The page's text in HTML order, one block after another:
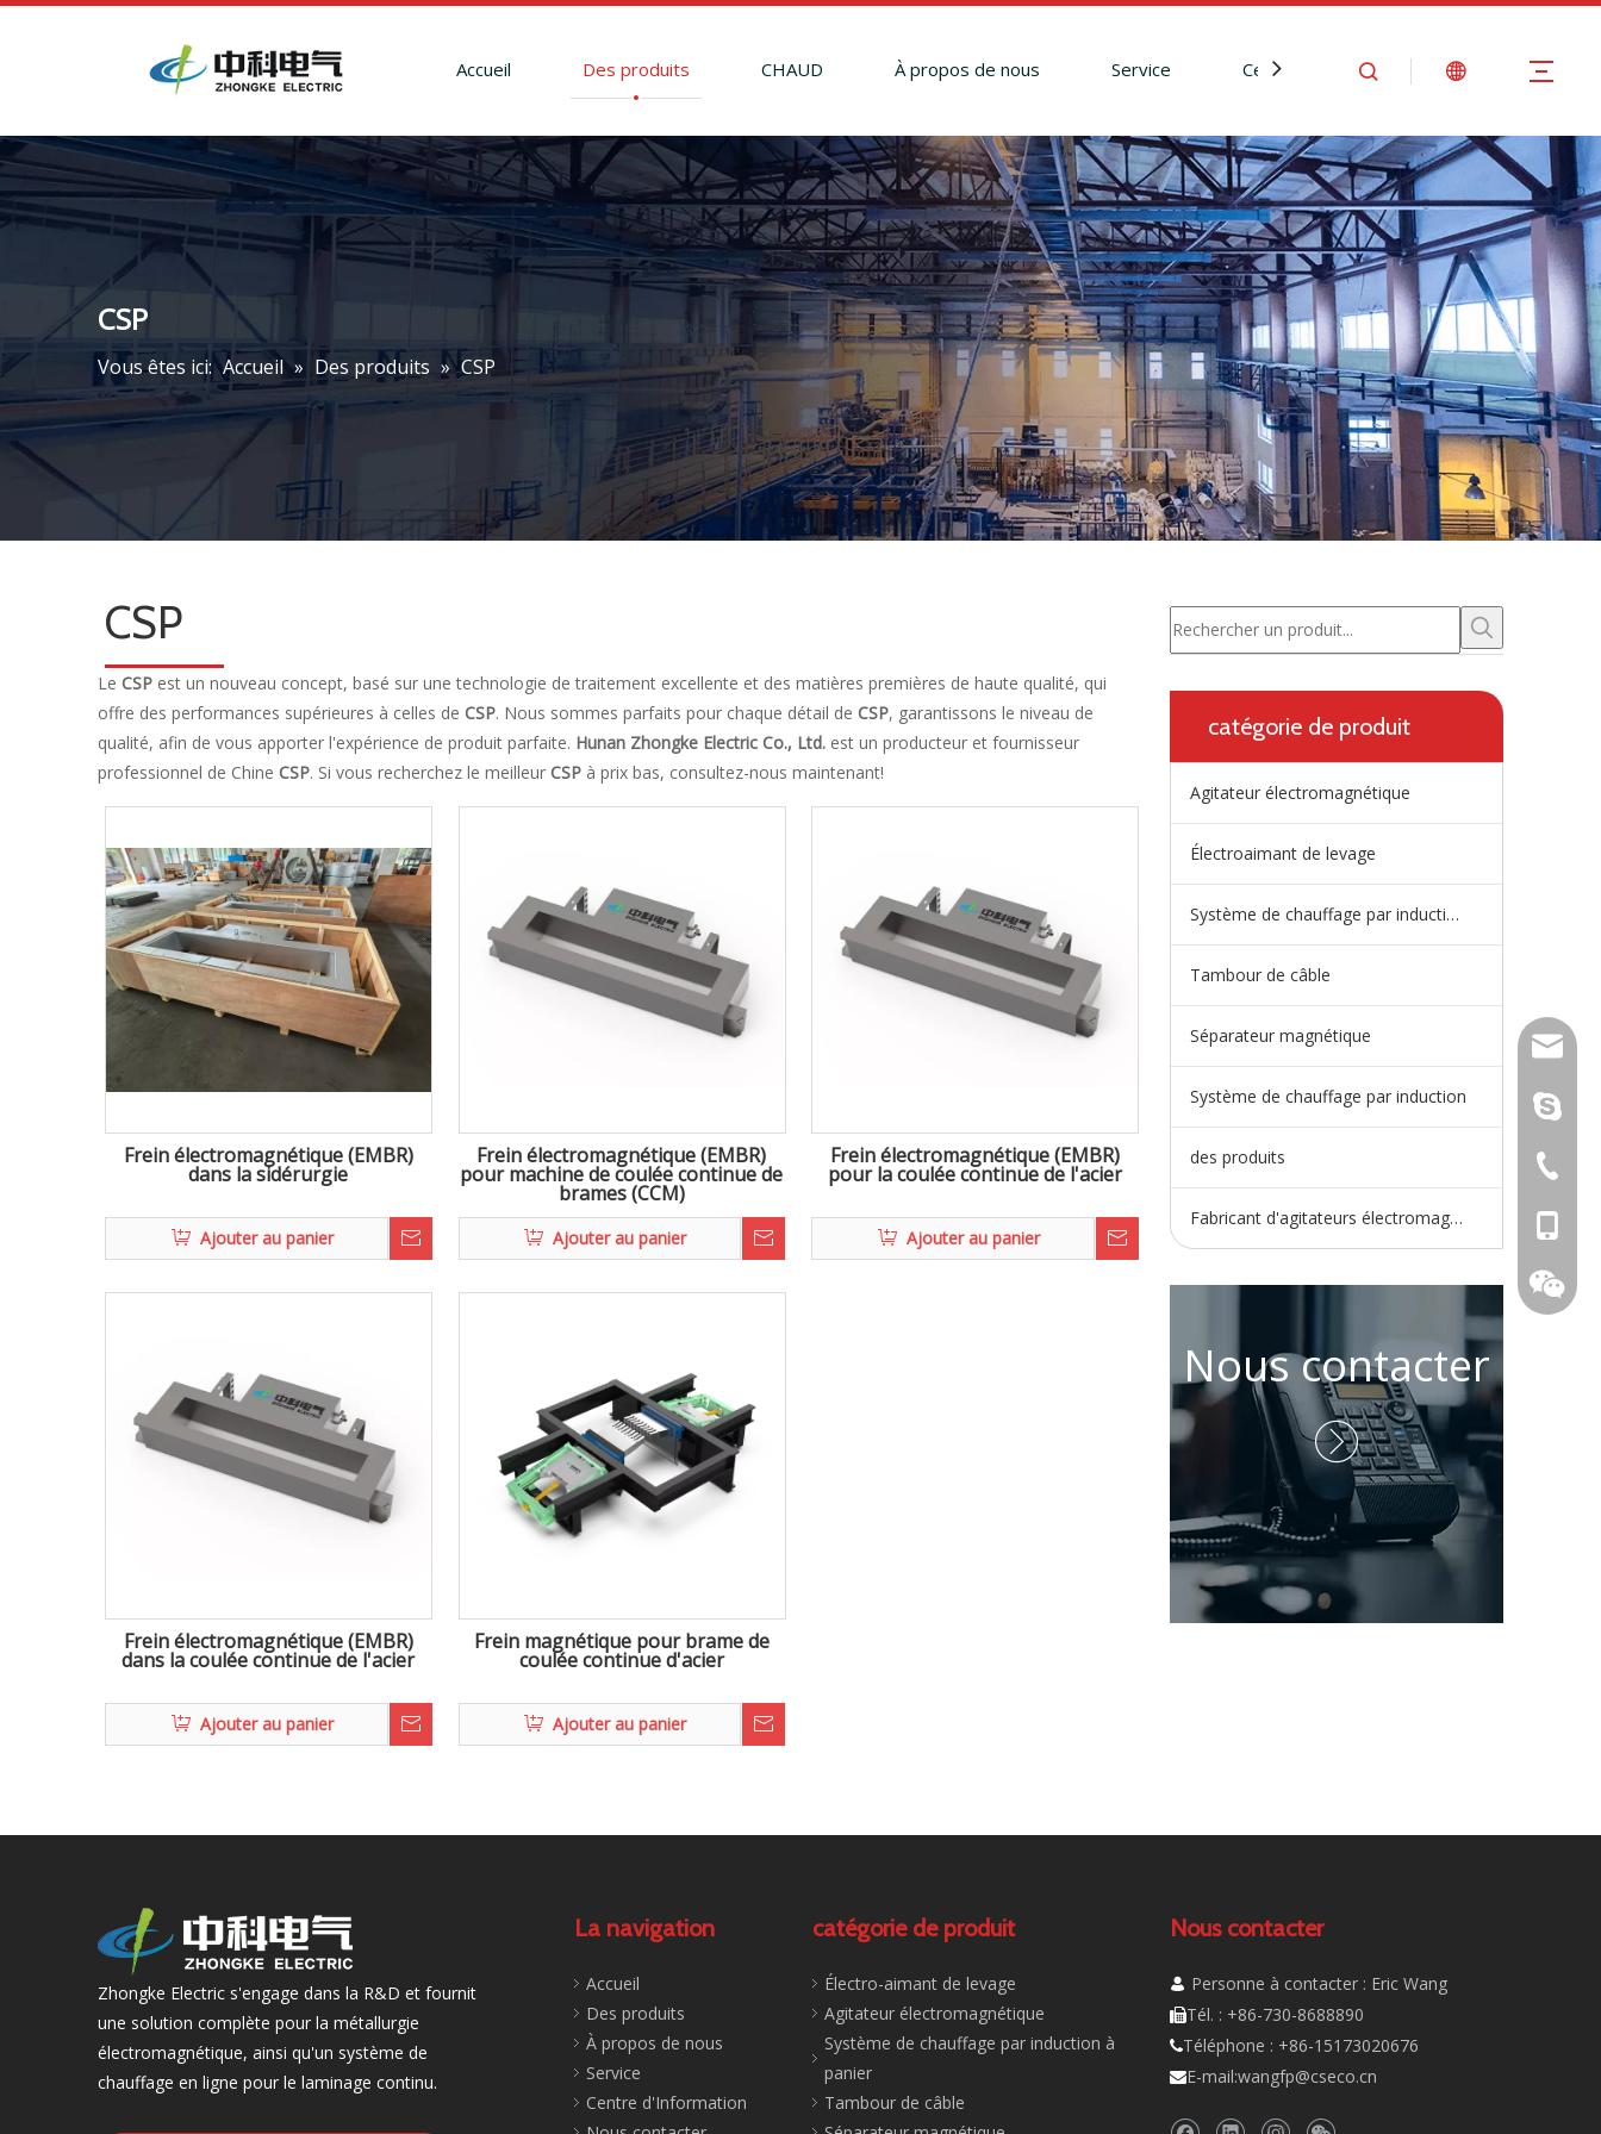
Accueil Des produits CHAUD À propos de nous Service Centre d'Information Nous
CSP
Vous êtes ici: Accueil » Des produits » CSP
CSP
Le CSP est un nouveau concept, basé sur une technologie de traitement excellente et des matières premières de haute qualité, qui
offre des performances supérieures à celles de CSP. Nous sommes parfaits pour chaque détail de CSP, garantissons le niveau de
qualité, afin de vous apporter l'expérience de produit parfaite. Hunan Zhongke Electric Co., Ltd. est un producteur et fournisseur
professionnel de Chine CSP. Si vous recherchez le meilleur CSP à prix bas, consultez-nous maintenant!
Frein électromagnétique (EMBR)
dans la sidérurgie
Ajouter au panier
Frein électromagnétique (EMBR)
pour machine de coulée continue de
brames (CCM)
Ajouter au panier
Frein électromagnétique (EMBR)
pour la coulée continue de l'acier
Ajouter au panier
Frein électromagnétique (EMBR)
dans la coulée continue de l'acier
Ajouter au panier
Frein magnétique pour brame de
coulée continue d'acier
Ajouter au panier
catégorie de produit
Agitateur électromagnétique
Électroaimant de levage
Système de chauffage par induction de répartiteur
Tambour de câble
Séparateur magnétique
Système de chauffage par induction
des produits
Fabricant d'agitateurs électromagnétiques
Nous contacter

Zhongke Electric s'engage dans la R&D et fournit
une solution complète pour la métallurgie
électromagnétique, ainsi qu'un système de
chauffage en ligne pour le laminage continu.
La navigation
Accueil
Des produits
À propos de nous
Service
Centre d'Information
+86-
catégorie de produit
Électro-aimant de levage
Agitateur électromagnétique
Système de chauffage par induction à
panier
Tambour de câble
Nous contacter
 Personne à contacter : Eric Wang
Tél. : +86-730-8688890
Téléphone : +86-15173020676
E-mail:wangfp@cseco.cn